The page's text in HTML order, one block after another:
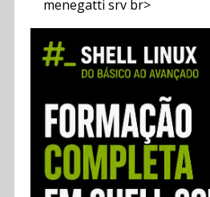
menegatti srv br>